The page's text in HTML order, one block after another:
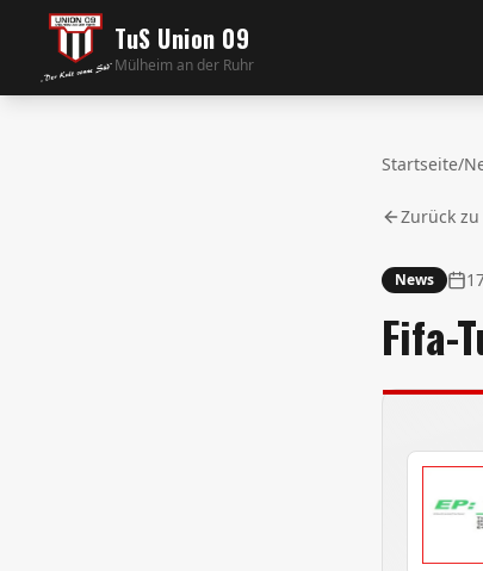
TuS Union 09
Mülheim an der Ruhr
Startseite/
Zurück zu
News
Fifa-